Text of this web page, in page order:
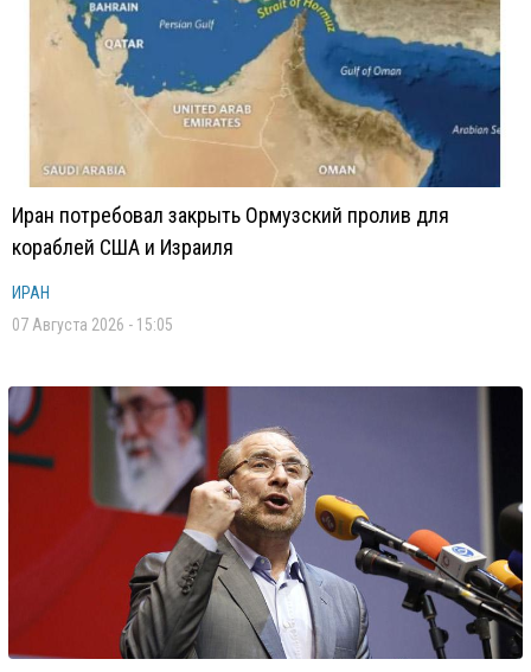
Иран потребовал закрыть Ормузский пролив для
кораблей США и Израиля
ИРАН
07 Августа 2026 - 15:05